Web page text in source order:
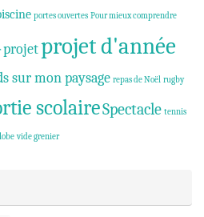
portes ouvertes Pour mieux comprendre
projetprojet d'année
sur mon paysage repas de Noël rugby
scolaireSpectacle tennis
vide grenier